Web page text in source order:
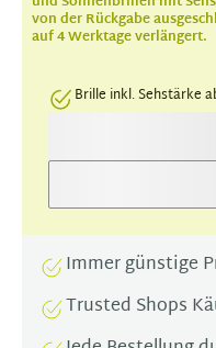
von der Rückgabe
auf 4 Werktage verlängert.
Brille inkl. Sehstärke
Immer günstige
Trusted Shops